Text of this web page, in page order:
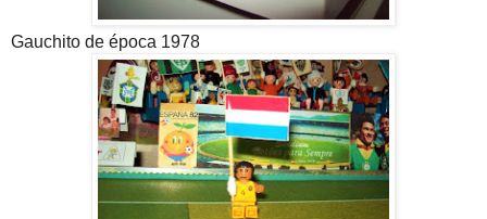
Gauchito de época 1978